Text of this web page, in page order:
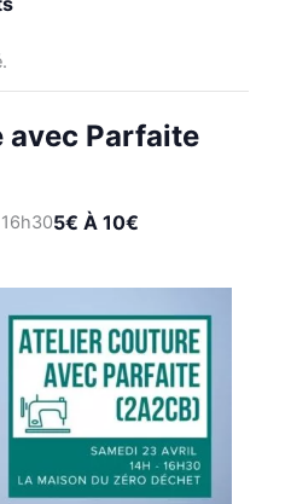
Parfaite
16h305€ À 10€